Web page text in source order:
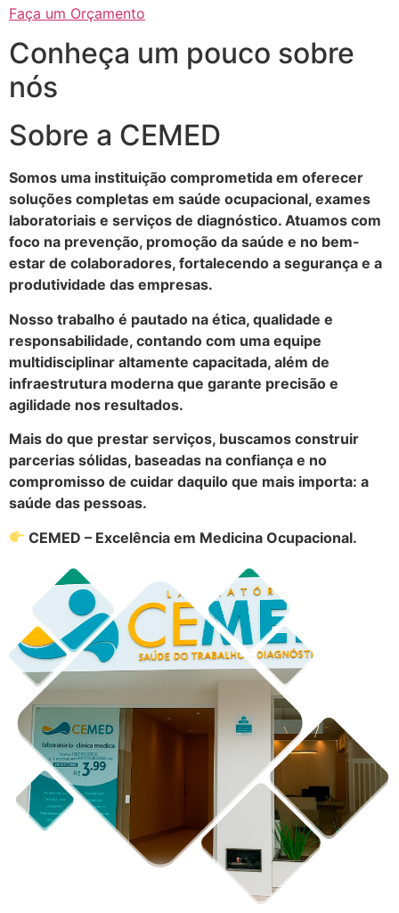
Faça um Orçamento
Conheça um pouco sobre
nós
Sobre a CEMED
Somos uma instituição comprometida em oferecer
soluções completas em saúde ocupacional, exames
laboratoriais e serviços de diagnóstico. Atuamos com
foco na prevenção, promoção da saúde e no bem-
estar de colaboradores, fortalecendo a segurança e a
produtividade das empresas.
Nosso trabalho é pautado na ética, qualidade e
responsabilidade, contando com uma equipe
multidisciplinar altamente capacitada, além de
infraestrutura moderna que garante precisão e
agilidade nos resultados.
Mais do que prestar serviços, buscamos construir
parcerias sólidas, baseadas na confiança e no
compromisso de cuidar daquilo que mais importa: a
saúde das pessoas.
CEMED – Excelência em Medicina Ocupacional.